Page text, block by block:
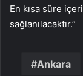
En kısa süre
sağlanılacaktır.”
Ankara